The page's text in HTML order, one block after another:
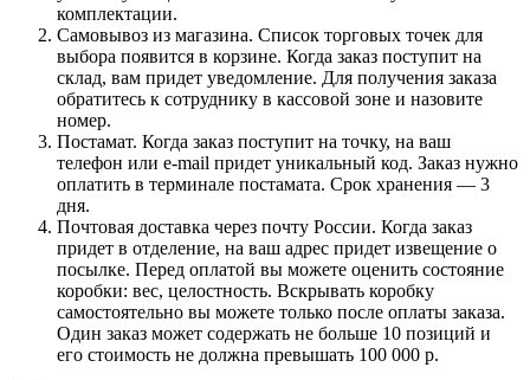
комплектации.
Самовывоз из магазина. Список торговых точек для
выбора появится в корзине. Когда заказ поступит на
склад, вам придет уведомление. Для получения заказа
обратитесь к сотруднику в кассовой зоне и назовите
номер.
Постамат. Когда заказ поступит на точку, на ваш
телефон или e-mail придет уникальный код. Заказ нужно
оплатить в терминале постамата. Срок хранения — 3
дня.
Почтовая доставка через почту России. Когда заказ
придет в отделение, на ваш адрес придет извещение о
посылке. Перед оплатой вы можете оценить состояние
коробки: вес, целостность. Вскрывать коробку
самостоятельно вы можете только после оплаты заказа.
Один заказ может содержать не больше 10 позиций и
его стоимость не должна превышать 100 000 р.